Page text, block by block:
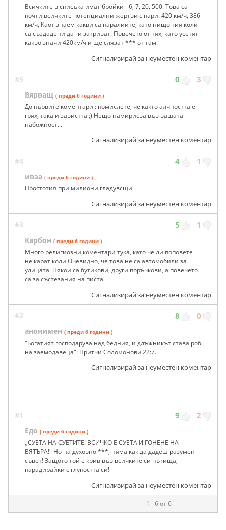
Всичките в списъка имат бройки - 6, 7, 20, 500. Това са
почти всичките потенциални жертви с пари. 420 км/ч, 386
км/ч, Каот знаем какви са паралиите, като нищо тия коли
са създадени да ги затриват. Повечето от тях, като усетят
какво значи 420км/ч и ще слязат *** от там.
Сигнализирай за неуместен коментар
#5 0 3
Вярващ ( преди 6 години )
До първите коментари : помислете, че както алчността е
грях, така и завистта ;) Нещо намирисва във вашата
набожност...
Сигнализирай за неуместен коментар
#4 4 1
ивза ( преди 6 години )
Простотия при милиони гладувсщи
Сигнализирай за неуместен коментар
#3 5 1
Карбон ( преди 6 години )
Много религиозни коментари тука, като че ли поповете
не карат коли.Очевидно, че това не са автомобили за
улицата. Някои са бутикови, други поръчкови, а повечето
са за състезания на писта.
Сигнализирай за неуместен коментар
#2 8 0
анонимен ( преди 6 години )
"Богатият господарува над бедния, и длъжникът става роб
на заемодавеца": Притчи Соломонови 22:7.
Сигнализирай за неуместен коментар
#1 9 2
Едо ( преди 6 години )
,,СУЕТА НА СУЕТИТЕ! ВСИЧКО Е СУЕТА И ГОНЕНЕ НА
ВЯТЪРА!" Но на духовно ***, няма как да дадеш разумен
съвет! Защото той е крив във всичките си пътища,
парадирайки с глупостта си!
Сигнализирай за неуместен коментар
1 - 6 от 6